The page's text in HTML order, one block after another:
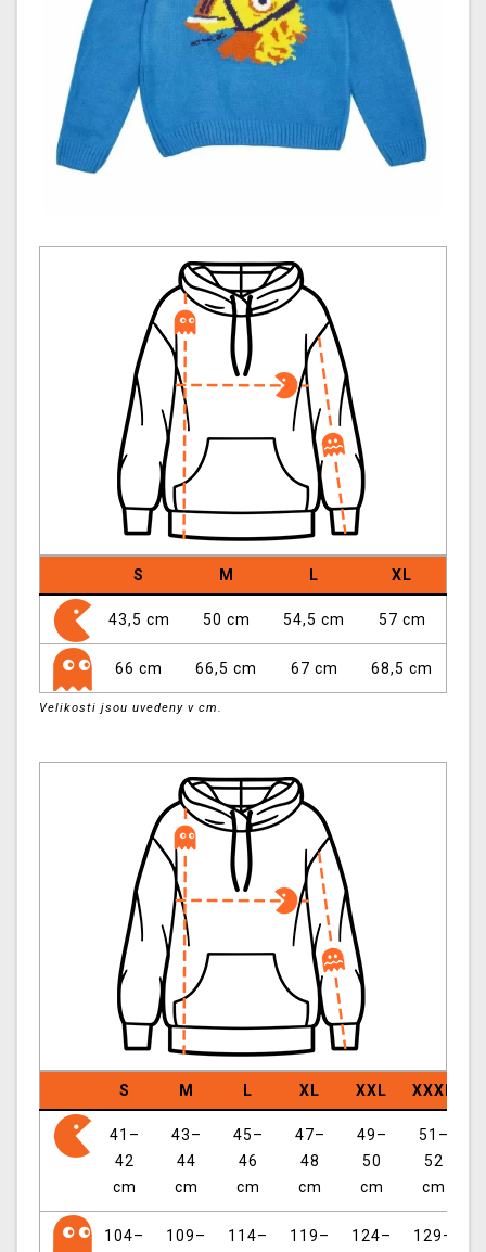
S M L XL
43,5 cm 50 cm 54,5 cm 57 cm
66 cm 66,5 cm 67 cm 68,5 cm
Velikosti jsou uvedeny v cm.
S M L XL XXL XXXL
41–
42
cm
43–
44
cm
45–
46
cm
47–
48
cm
49–
50
cm
51–
52
cm
104–
109–
114–
119–
124–
129–